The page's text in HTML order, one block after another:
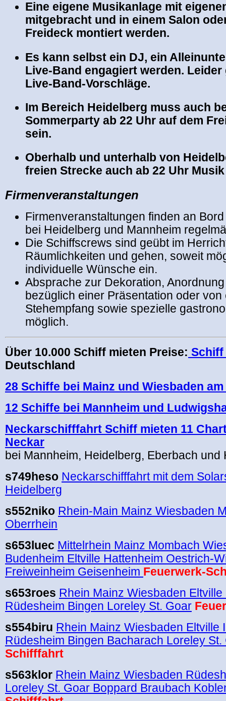
Eine eigene Musikanlage mit
mitgebracht und in einem Salon
Freideck montiert werden.
Es kann selbst ein DJ, ein
Live-Band engagiert werden. Leider
Live-Band-Vorschläge.
Im Bereich Heidelberg muss auch
Sommerparty ab 22 Uhr auf dem
sein.
Oberhalb und unterhalb von
freien Strecke auch ab 22 Uhr
Firmenveranstaltungen
Firmenveranstaltungen finden an
bei Heidelberg und Mannheim
Die Schiffscrews sind geübt im
Räumlichkeiten und gehen, soweit
individuelle Wünsche ein.
Absprache zur Dekoration,
bezüglich einer Präsentation oder von
Stehempfang sowie spezielle
möglich.
Über 10.000 Schiff mieten Preise: Schiff
Deutschland
28 Schiffe bei Mainz und Wiesbaden
12 Schiffe bei Mannheim und
Neckarschifffahrt Schiff mieten 11
Neckar
bei Mannheim, Heidelberg, Eberbach und
s749heso Neckarschifffahrt mit dem
Heidelberg
s552niko Rhein-Main Mainz Wiesbaden
Oberrhein
s653luec Mittelrhein Mainz Mombach
Budenheim Eltville Hattenheim Oestrich-
Freiweinheim Geisenheim Feuerwerk-
s653roes Rhein Mainz Wiesbaden Eltville
Rüdesheim Bingen Loreley St. Goar
s554biru Rhein Mainz Wiesbaden Eltville
Rüdesheim Bingen Bacharach Loreley St.
Schifffahrt
s563klor Rhein Mainz Wiesbaden
Loreley St. Goar Boppard Braubach